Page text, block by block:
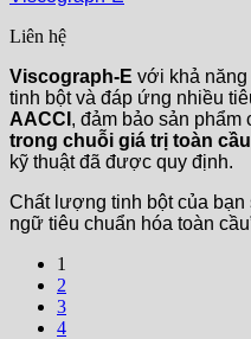
Liên hệ
Viscograph-E với khả năng
tinh bột và đáp ứng nhiều
AACCI , đảm bảo sản phẩm
trong chuỗi giá trị toàn cầu
kỹ thuật đã được quy định.
Chất lượng tinh bột của bạn
ngữ tiêu chuẩn hóa toàn
1
2
3
4